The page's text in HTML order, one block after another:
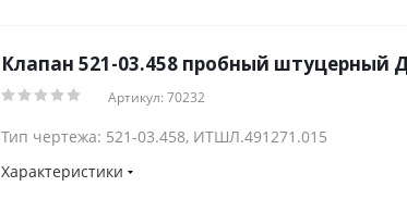
Клапан 521-03.458 пробный штуцерный
Артикул: 70232
Тип чертежа: 521-03.458, ИТШЛ.491271.015
Характеристики